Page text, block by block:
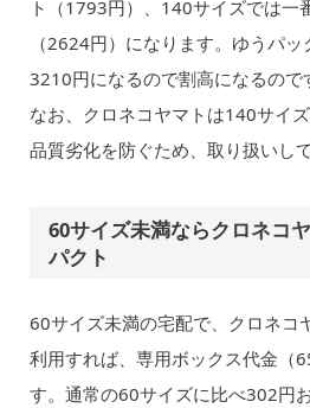
ト（1793円）、140サイズでは一
（2624円）になります。ゆうパ
3210円になるので割高になるので
なお、クロネコヤマトは140サイ
品質劣化を防ぐため、取り扱いし
60サイズ未満ならクロネコ
パクト
60サイズ未満の宅配で、クロネコ
利用すれば、専用ボックス代金（
す。通常の60サイズに比べ302円お